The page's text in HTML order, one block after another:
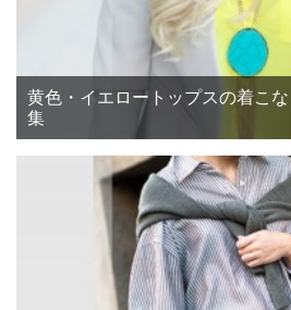
黄色・イエロートップスの着こ
集